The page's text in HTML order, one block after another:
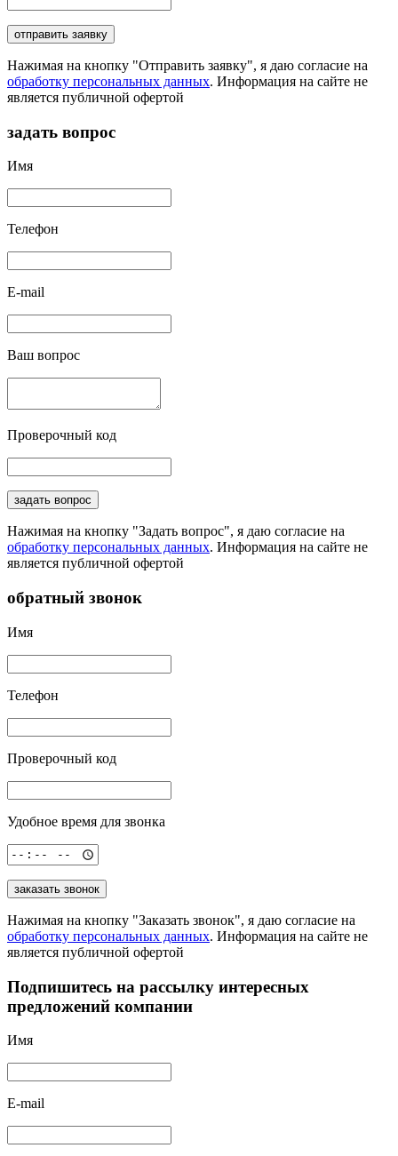
отправить заявку
Нажимая на кнопку "Отправить заявку", я даю согласие на
обработку персональных данных. Информация на сайте не
является публичной офертой
задать вопрос
Имя
Телефон
E-mail
Ваш вопрос
Проверочный код
задать вопрос
Нажимая на кнопку "Задать вопрос", я даю согласие на
обработку персональных данных. Информация на сайте не
является публичной офертой
обратный звонок
Имя
Телефон
Проверочный код
Удобное время для звонка
заказать звонок
Нажимая на кнопку "Заказать звонок", я даю согласие на
обработку персональных данных. Информация на сайте не
является публичной офертой
Подпишитесь на рассылку интересных
предложений компании
Имя
E-mail